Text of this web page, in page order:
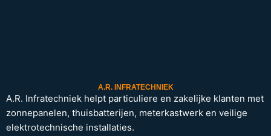
A.R. INFRATECHNIEK
A.R. Infratechniek helpt particuliere en zakelijke klanten met
zonnepanelen, thuisbatterijen, meterkastwerk en veilige
elektrotechnische installaties.